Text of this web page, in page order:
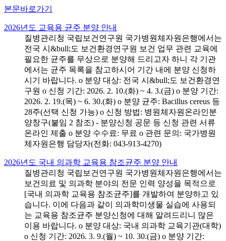
본문바로가기
2026년도 교육용 균주 분양 안내
질병관리청 국립보건연구원 국가병원체자원은행에서는
전국 시&bull;도 보건환경연구원 보건 업무 관련 교육에
필요한 균주를 무상으로 분양해 드리고자 하니 각 기관
에서는 균주 목록을 참고하시어 기간 내에 분양 신청하
시기 바랍니다. o 분양 대상: 전국 시&bull;도 보건환경연
구원 o 신청 기간: 2026. 2. 10.(화) ~ 4. 3.(금) o 분양 기간:
2026. 2. 19.(목) ~ 6. 30.(화) o 분양 균주: Bacillus cereus 등
28주(선택 신청 가능) o 신청 방법: 병원체자원온라인분
양창구(붙임 2 참조) - 분양신청 공문 등 신청 관련 서류
온라인 제출 o 분양 수수료: 무료 o 관련 문의: 국가병원
체자원은행 담당자(전화: 043-913-4270)
2026년도 국내 의과학 교육용 참조균주 분양 안내
질병관리청 국립보건연구원 국가병원체자원은행에서는
보건의료 및 의과학 분야의 전문 인력 양성을 목적으로
[국내 의과학 교육용 참조균주]를 개발하여 분양하고 있
습니다. 이에 다음과 같이 의과학미생물 실습에 사용되
는 교육용 참조균주 분양신청에 대해 알려드리니 많은
이용 바랍니다. o 분양 대상: 국내 의과학 교육기관(대학)
o 신청 기간: 2026. 3. 9.(월) ~ 10. 30.(금) o 분양 기간: